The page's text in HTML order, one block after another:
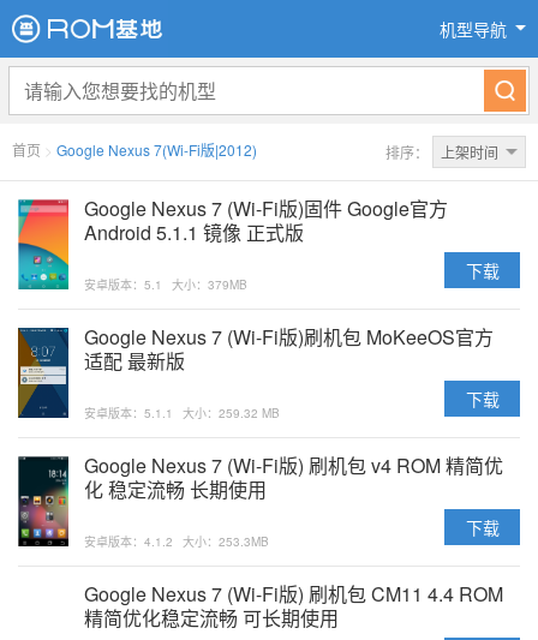
机型导航
首页 > Google Nexus 7(Wi-Fi版|2012) 排序： 上架时间
Google Nexus 7 (Wi-Fi版)固件 Google官方
Android 5.1.1 镜像 正式版
安卓版本：5.1 大小：379MB
下载
Google Nexus 7 (Wi-Fi版)刷机包 MoKeeOS官方
适配 最新版
安卓版本：5.1.1 大小：259.32 MB
下载
Google Nexus 7 (Wi-Fi版) 刷机包 v4 ROM 精简优
化 稳定流畅 长期使用
安卓版本：4.1.2 大小：253.3MB
下载
Google Nexus 7 (Wi-Fi版) 刷机包 CM11 4.4 ROM
精简优化稳定流畅 可长期使用